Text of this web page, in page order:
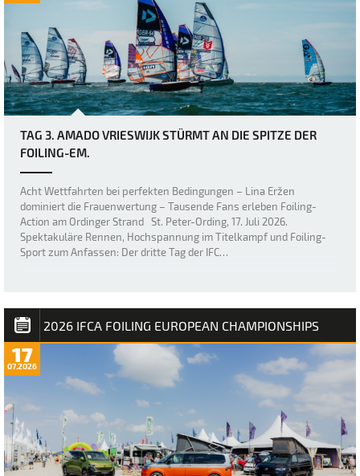
TAG 3. AMADO VRIESWIJK STÜRMT AN DIE SPITZE DER
FOILING-EM.
Acht Wettfahrten bei perfekten Bedingungen – Lina Eržen
dominiert die Frauenwertung – Tausende Fans erleben Foiling-
Action am Ordinger Strand St. Peter-Ording, 17. Juli 2026.
Spektakuläre Rennen, Hochspannung im Titelkampf und Foiling-
Sport zum Anfassen: Der dritte Tag der IFC…
2026 IFCA FOILING EUROPEAN CHAMPIONSHIPS
17
07.2026